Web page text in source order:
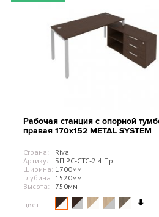
Рабочая станция с опорной
правая 170х152 METAL SYSTEM
Страна:
Riva
Артикул: БП.РС-СТС-2.4 Пр
Ширина: 1700мм
Глубина: 1520мм
Высота:
750мм
цвет: